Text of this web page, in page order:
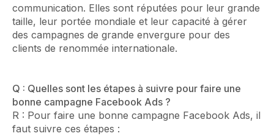
communication. Elles sont réputées pour leur grande
taille, leur portée mondiale et leur capacité à gérer
des campagnes de grande envergure pour des
clients de renommée internationale.
Q : Quelles sont les étapes à suivre pour faire une
bonne campagne Facebook Ads ?
R : Pour faire une bonne campagne Facebook Ads, il
faut suivre ces étapes :